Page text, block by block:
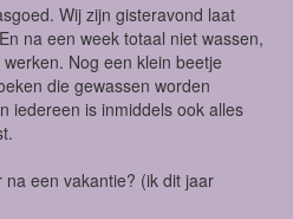
Wij zijn gisteravond laat
na een week totaal niet wassen,
Nog een klein beetje
die gewassen worden
iedereen is inmiddels ook alles
een vakantie? (ik dit jaar